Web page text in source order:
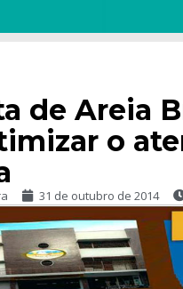
de Areia
o
31 de outubro de 2014